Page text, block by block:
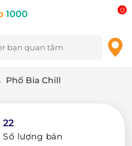
0
Phố Bia Chill
22
Số lượng bán